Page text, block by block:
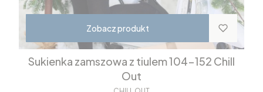
Zobacz produkt
Sukienka zamszowa z tiulem 104-152 Chill
Out